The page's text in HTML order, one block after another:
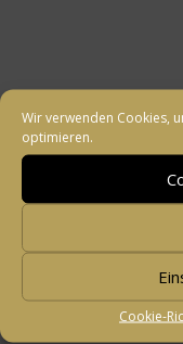
Wir verwenden Cookies,
optimieren.
Cookie-
Interview
Rebsorten erklärt
Reisebericht